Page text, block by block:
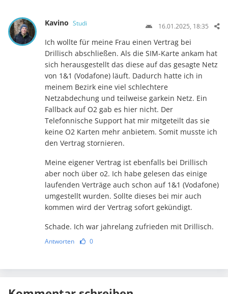
Kavino Studi 16.01.2025, 18:35
Ich wollte für meine Frau einen Vertrag bei
Drillisch abschließen. Als die SIM-Karte ankam hat
sich herausgestellt das diese auf das gesagte Netz
von 1&1 (Vodafone) läuft. Dadurch hatte ich in
meinem Bezirk eine viel schlechtere
Netzabdechung und teilweise garkein Netz. Ein
Fallback auf O2 gab es hier nicht. Der
Telefonnische Support hat mir mitgeteilt das sie
keine O2 Karten mehr anbietem. Somit musste ich
den Vertrag stornieren.
Meine eigener Vertrag ist ebenfalls bei Drillisch
aber noch über o2. Ich habe gelesen das einige
laufenden Verträge auch schon auf 1&1 (Vodafone)
umgestellt wurden. Sollte dieses bei mir auch
kommen wird der Vertrag sofort gekündigt.
Schade. Ich war jahrelang zufrieden mit Drillisch.
Antworten 0